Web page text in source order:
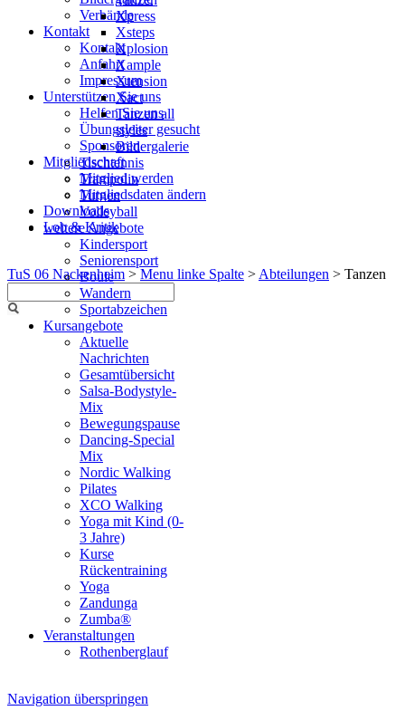
Verbände
Kontakt
Kontakt
Anfahrt
Impressum
Unterstützen Sie uns
Helfen Sie uns
Übungsleiter gesucht
Sponsoren
Mitgliedschaft
Mitglied werden
Mitgliedsdaten ändern
Downloads
Lob & Kritik
TuS 06 Nackenheim > Menu linke Spalte > Abteilungen > Tanzen
Xpress
Xsteps
Xplosion
Xample
Xtension
Xact
Tanzen all
styles
Bildergalerie
Tischtennis
Trampolin
Turnen
Volleyball
weitere Angebote
Kindersport
Seniorensport
Boule
Wandern
Sportabzeichen
Kursangebote
Aktuelle
Nachrichten
Gesamtübersicht
Salsa-Bodystyle-
Mix
Bewegungspause
Dancing-Special
Mix
Nordic Walking
Pilates
XCO Walking
Yoga mit Kind (0-
3 Jahre)
Kurse
Rückentraining
Yoga
Zandunga
Zumba®
Veranstaltungen
Rothenberglauf
Navigation überspringen